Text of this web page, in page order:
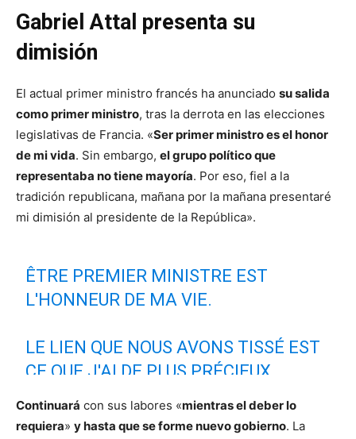
Gabriel Attal presenta su
dimisión
El actual primer ministro francés ha anunciado su salida
como primer ministro, tras la derrota en las elecciones
legislativas de Francia. «Ser primer ministro es el honor
de mi vida. Sin embargo, el grupo político que
representaba no tiene mayoría. Por eso, fiel a la
tradición republicana, mañana por la mañana presentaré
mi dimisión al presidente de la República».
ÊTRE PREMIER MINISTRE EST
L'HONNEUR DE MA VIE.
LE LIEN QUE NOUS AVONS TISSÉ EST
CE QUE J'AI DE PLUS PRÉCIEUX.
CE SOIR, LA FORMATION POLITIQUE
Continuará con sus labores «mientras el deber lo
requiera» y hasta que se forme nuevo gobierno. La